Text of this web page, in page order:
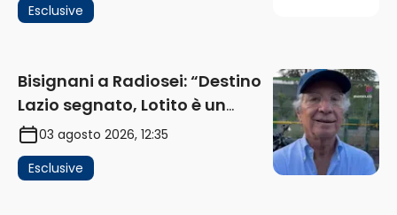
ricavi” (AUDIO)
Esclusive
Bisignani a Radiosei: “Destino
Lazio segnato, Lotito è un
problema, la chiave sono
Flaminio e politica. La protesta
e gli interessi dei fondi”
03 agosto 2026, 12:35
Esclusive